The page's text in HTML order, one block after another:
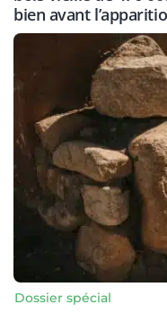
bien avant
Dossier spécial